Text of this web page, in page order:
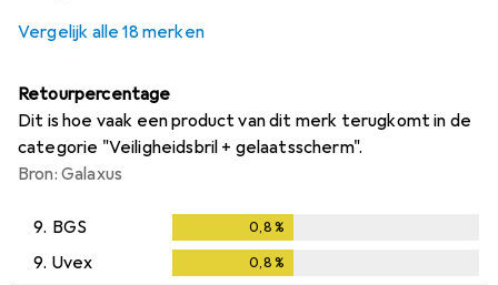
Vergelijk alle 18 merken
Retourpercentage
Dit is hoe vaak een product van dit merk terugkomt in de
categorie "Veiligheidsbril + gelaatsscherm".
Bron: Galaxus
9. BGS 0,8%
9. Uvex 0,8%